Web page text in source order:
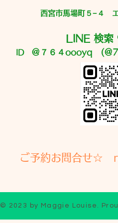
とくにリンパ浮腫
西宮市馬場町５−４
LINE 検
ID ＠７６４oooyq (＠
ご予約お問合せ☆
© 2023 by Maggie Louise.